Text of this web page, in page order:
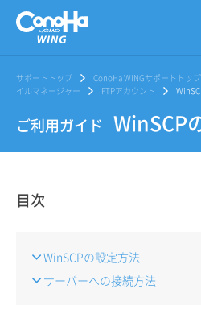
サポートトップ ConoHa WINGサポートトップ
イルマネージャー
FTPアカウント
ご利用ガイド WinSCP
目次
WinSCPの設定方法
サーバーへの接続方法